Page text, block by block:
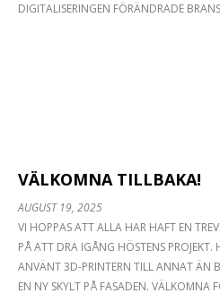
DIGITALISERINGEN FÖRÄNDRADE
VÄLKOMNA TILLBAKA!
AUGUST 19, 2025
VI HOPPAS ATT ALLA HAR HAFT EN
PÅ ATT DRA IGÅNG HÖSTENS PROJEKT.
ANVÄNT 3D-PRINTERN TILL ANNAT ÄN
EN NY SKYLT PÅ FASADEN. VÄLKOMNA